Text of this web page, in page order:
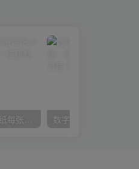
在小红书引流私域卖壁纸每张29元单日最高卖出200张(0-1搭建教程)